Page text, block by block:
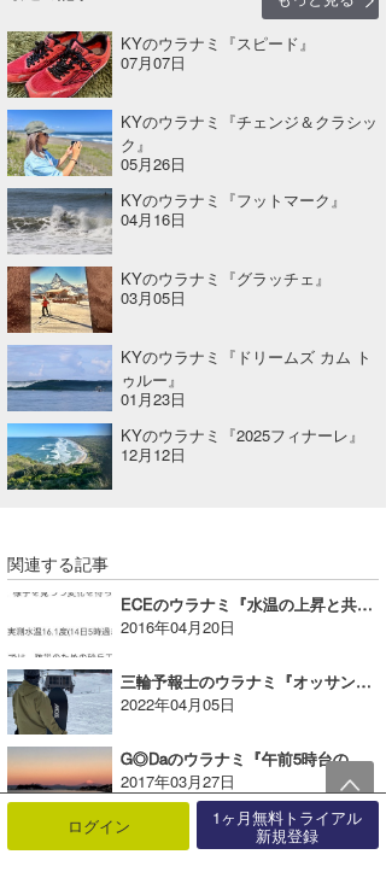
KYのウラナミ『スピード』
07月07日
KYのウラナミ『チェンジ＆クラシッ
ク』
05月26日
KYのウラナミ『フットマーク』
04月16日
KYのウラナミ『グラッチェ』
03月05日
KYのウラナミ『ドリームズ カム ト
ゥルー』
01月23日
KYのウラナミ『2025フィナーレ』
12月12日
関連する記事
ECEのウラナミ『水温の上昇と共に上がるテンション♪』
2016年04月20日
三輪予報士のウラナミ『オッサンがスノーサーフデビューをしてみた』
2022年04月05日
G◎Daのウラナミ『午前5時台のカノジョ』
2017年03月27日
2025年07月24日
ログイン 1ヶ月無料トライアル
新規登録